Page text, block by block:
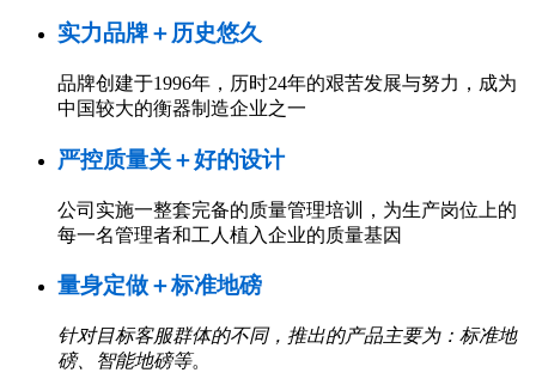
实力品牌＋历史悠久
品牌创建于1996年，历时24年的艰苦发展与努力，成为
中国较大的衡器制造企业之一
严控质量关＋好的设计
公司实施一整套完备的质量管理培训，为生产岗位上的
每一名管理者和工人植入企业的质量基因
量身定做＋标准地磅
针对目标客服群体的不同，推出的产品主要为：标准地
磅、智能地磅等。